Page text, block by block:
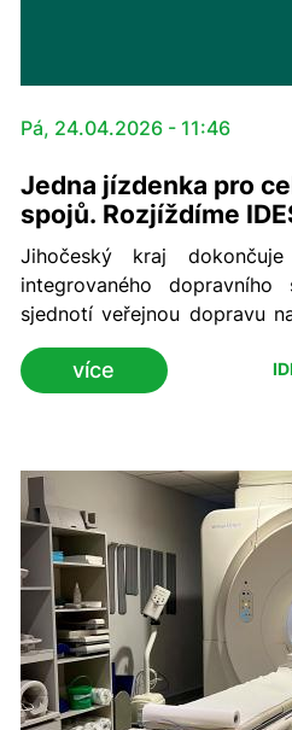
Pá, 24.04.2026 - 11:46
Jedna jízdenka pro
spojů. Rozjíždíme
Jihočeský kraj
integrovaného dopravního
sjednotí veřejnou dopravu
cestujícím jednodušší a
Součástí změn je také
zavedení vzroste počet
více